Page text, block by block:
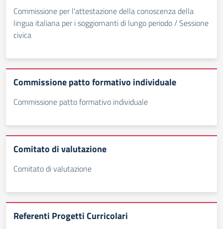
Commissione per l'attestazione della conoscenza della
lingua italiana per i soggiornanti di lungo periodo / Sessione
civica
Commissione patto formativo individuale
Commissione patto formativo individuale
Comitato di valutazione
Comitato di valutazione
Referenti Progetti Curricolari